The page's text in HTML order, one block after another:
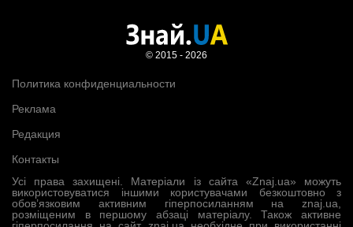
Усі права захищені. Матеріали із сайта «Znaj.ua» можуть
використовуватися іншими користувачами безкоштовно з
обов’язковим активним гіперпосиланням на znaj.ua,
розміщеним в першому абзаці матеріалу. Також активне
Политика конфиденциальности
Реклама
Редакция
Контакты
© 2015 - 2026